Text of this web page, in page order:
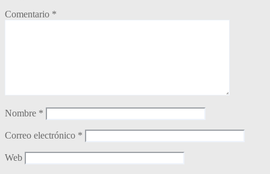
Comentario *
Nombre *
Correo electrónico *
Web